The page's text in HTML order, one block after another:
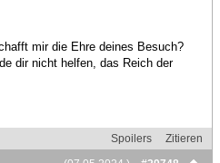
mir die Ehre deines Besuch?
dir nicht helfen, das Reich der
Spoilers
Zitieren